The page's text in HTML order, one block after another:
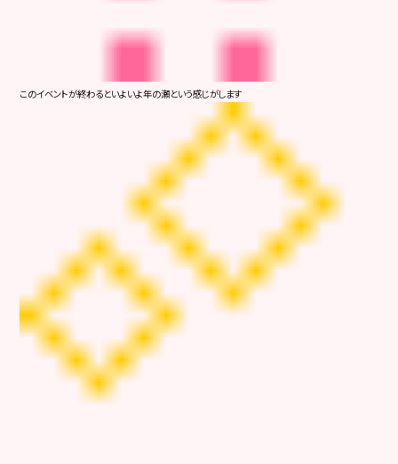
このイベントが終わるといよいよ年の瀬という感じがします